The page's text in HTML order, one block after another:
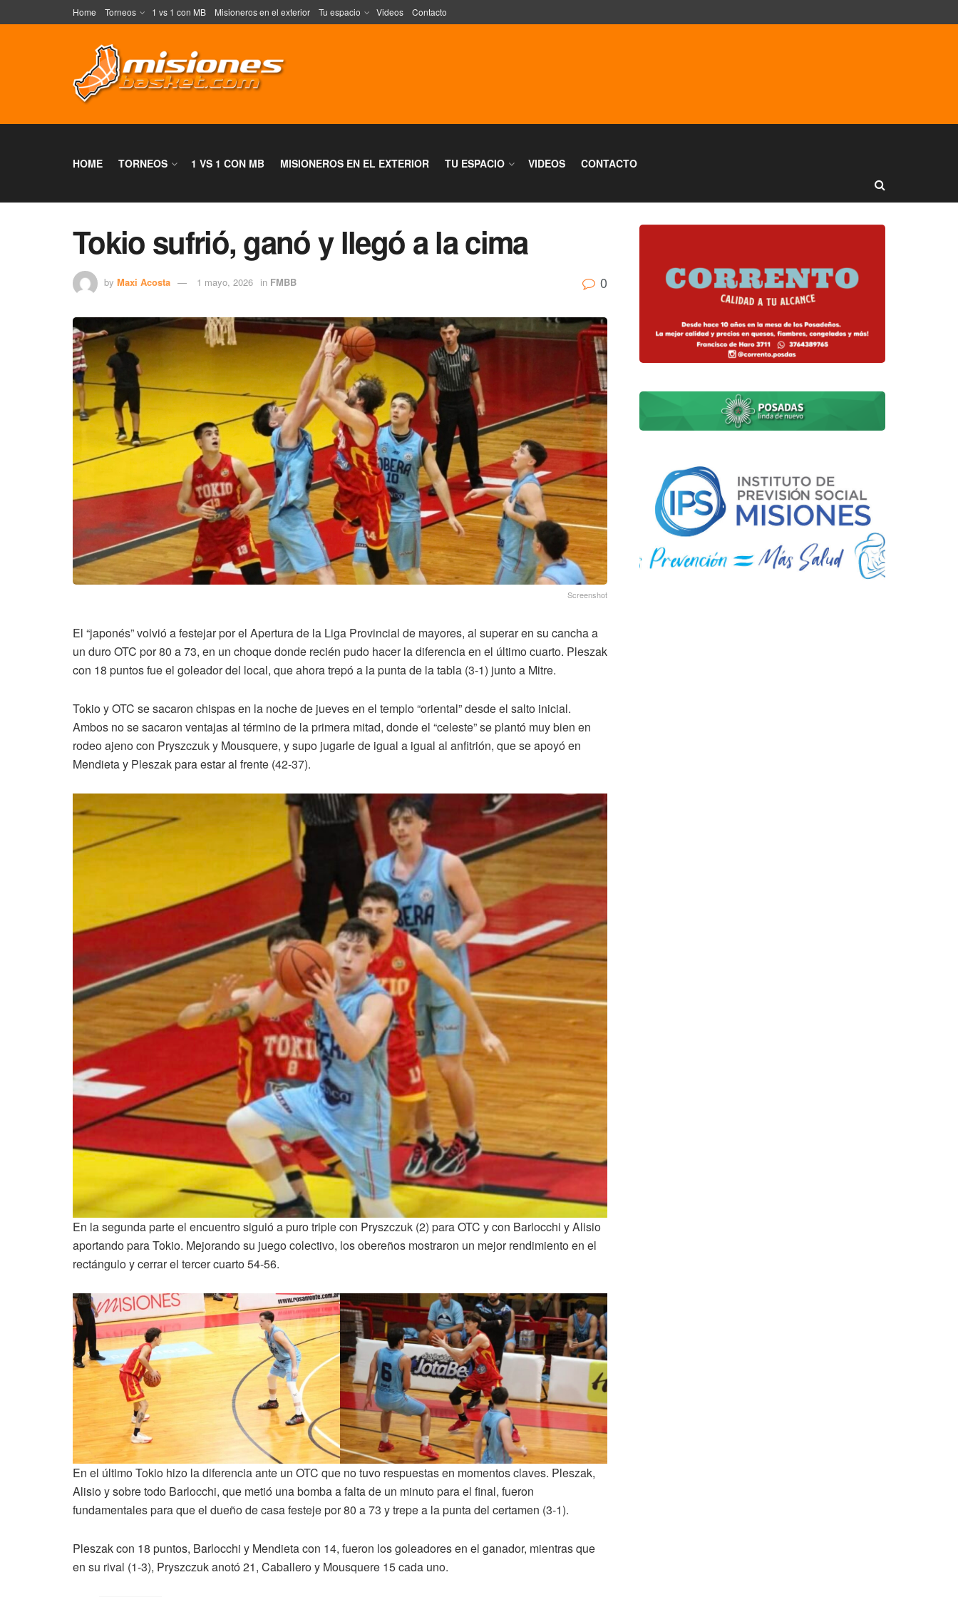
Home Torneos 1 vs 1 con MB Misioneros en el exterior Tu espacio Videos Contacto
HOME TORNEOS 1 VS 1 CON MB MISIONEROS EN EL EXTERIOR TU ESPACIO VIDEOS CONTACTO
Tokio sufrió, ganó y llegó a la cima
by Maxi Acosta 1 mayo, 2026 in FMBB 0
Screenshot
El “japonés” volvió a festejar por el Apertura de la Liga Provincial de mayores, al superar en su cancha a
un duro OTC por 80 a 73, en un choque donde recién pudo hacer la diferencia en el último cuarto. Pleszak
con 18 puntos fue el goleador del local, que ahora trepó a la punta de la tabla (3-1) junto a Mitre.
Tokio y OTC se sacaron chispas en la noche de jueves en el templo “oriental” desde el salto inicial.
Ambos no se sacaron ventajas al término de la primera mitad, donde el “celeste” se plantó muy bien en
rodeo ajeno con Pryszczuk y Mousquere, y supo jugarle de igual a igual al anfitrión, que se apoyó en
Mendieta y Pleszak para estar al frente (42-37).
En la segunda parte el encuentro siguió a puro triple con Pryszczuk (2) para OTC y con Barlocchi y Alisio
aportando para Tokio. Mejorando su juego colectivo, los obereños mostraron un mejor rendimiento en el
rectángulo y cerrar el tercer cuarto 54-56.
En el último Tokio hizo la diferencia ante un OTC que no tuvo respuestas en momentos claves. Pleszak,
Alisio y sobre todo Barlocchi, que metió una bomba a falta de un minuto para el final, fueron
fundamentales para que el dueño de casa festeje por 80 a 73 y trepe a la punta del certamen (3-1).
Pleszak con 18 puntos, Barlocchi y Mendieta con 14, fueron los goleadores en el ganador, mientras que
en su rival (1-3), Pryszczuk anotó 21, Caballero y Mousquere 15 cada uno.